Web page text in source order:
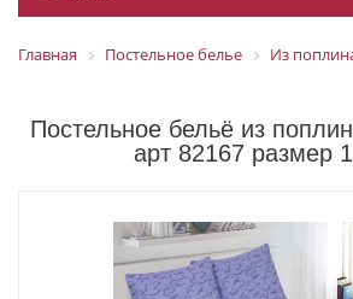
Главная Постельное белье Из
Постельное бельё из
арт 82167 размер